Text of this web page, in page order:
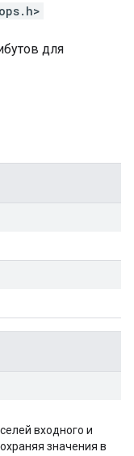
для
входного и
значения в